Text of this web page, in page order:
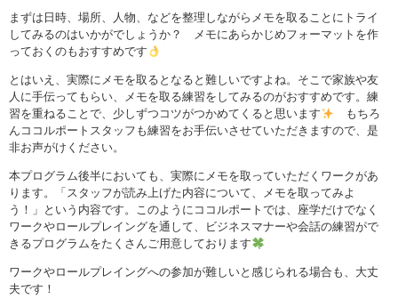
まずは日時、場所、人物、などを整理しながらメモを取ることにトライ
してみるのはいかがでしょうか？ メモにあらかじめフォーマットを作
っておくのもおすすめです
とはいえ、実際にメモを取るとなると難しいですよね。そこで家族や友
人に手伝ってもらい、メモを取る練習をしてみるのがおすすめです。練
習を重ねることで、少しずつコツがつかめてくると思います
もちろ
んココルポートスタッフも練習をお手伝いさせていただきますので、是
非お声がけください。
本プログラム後半においても、実際にメモを取っていただくワークがあ
ります。「スタッフが読み上げた内容について、メモを取ってみよ
う！」という内容です。このようにココルポートでは、座学だけでなく
ワークやロールプレイングを通して、ビジネスマナーや会話の練習がで
きるプログラムをたくさんご用意しております
ワークやロールプレイングへの参加が難しいと感じられる場合も、大丈
夫です！